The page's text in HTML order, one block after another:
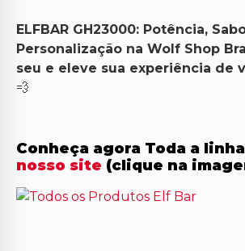
ELFBAR GH23000: Potência,
Personalização na Wolf Shop
seu e eleve sua experiência de
💨
Conheça agora Toda a linha
nosso site (clique na